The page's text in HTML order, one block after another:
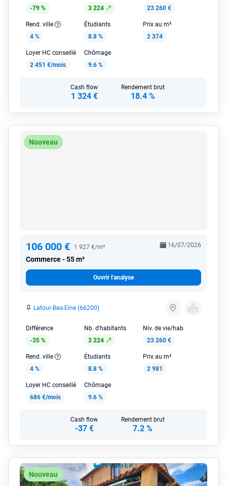
-79 %
3 224
23 260 €
Rend. ville
4 %
Étudiants
8.8 %
Prix au m²
2 374
Loyer HC conseillé
2 451 €/mois
Chômage
9.6 %
Cash flow
1 324 €
Rendement brut
18.4 %
Nouveau
106 000 € 1 927 €/m²
Commerce 55 m²
16/07/2026
Ouvrir l'analyse
Latour-Bas-Elne (66200)
Différence
-35 %
Nb. d'habitants
3 224
Niv. de vie/hab
23 260 €
Rend. ville
4 %
Étudiants
8.8 %
Prix au m²
2 981
Loyer HC conseillé
686 €/mois
Chômage
9.6 %
Cash flow
-37 €
Rendement brut
7.2 %
Nouveau